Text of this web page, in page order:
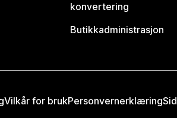
konvertering
Butikkadministrasjon
Vilkår for brukPersonvernerklæring